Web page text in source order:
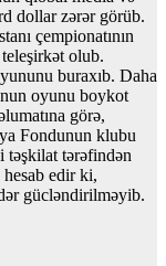
dollar zərər görüb.
çempionatının
olub.
buraxıb. Daha
oyunu boykot
görə,
Fondunun klubu
təşkilat tərəfindən
edir ki,
gücləndirilməyib.